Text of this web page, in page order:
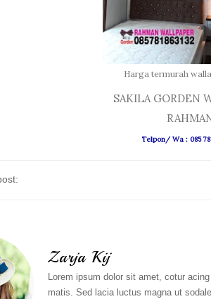
Harga termurah
SAKILA GORDEN
Telpon/ Wa : 085
Zarja Kij
Lorem ipsum dolor sit amet, cotur
matis. Sed lacia luctus magna ut